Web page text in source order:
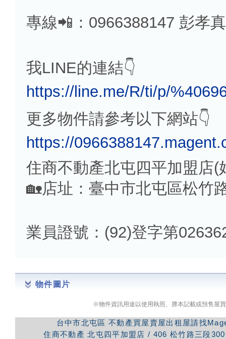
專線📲：0966388147 彭孝真
我LINE的連結👇
https://line.me/R/ti/p/
更多物件請參考以下網站👇
https://
住商不動產北屯四平加盟店
🏡店址：臺中市北屯區松竹
業員證號：(92)登字第
物件圖片
※物件資訊用途以使用執照、謄本記載或預售屋
台中市北屯區 不動產買屋賣屋出租屋請找
住商不動產 北屯四平加盟店 / 406 松竹路三段